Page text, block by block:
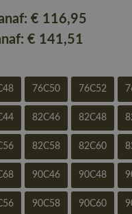
€ 116,95
€ 141,51
76C50 76C52
82C46 82C48
82C58 82C60
90C46 90C48
90C58 90C60